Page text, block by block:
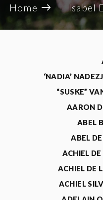
Home Isabel
‘NADIA’
“SUSKE”
AARON
ABEL
ABEL
ACHIEL
ACHIEL DE
ACHIEL